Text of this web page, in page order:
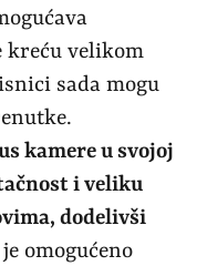
kreću velikom
sada mogu
kamere u svojoj
i veliku
dodelivši
je omogućeno